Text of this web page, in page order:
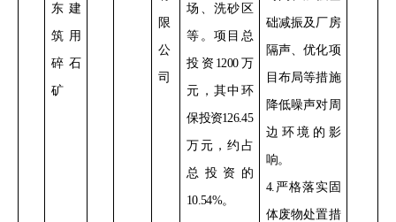
东建
筑用
碎石
矿
限
公
司
场、洗砂区
等。 项目总
投资 1200万
元，其中环
保投资126.45
万元，约占
总投资的
10.54%。
础减振及厂房
隔声、优化项
目布局等措施
降低噪声对周
边环境的影
响。
4. 严格落实固
体废物处置措